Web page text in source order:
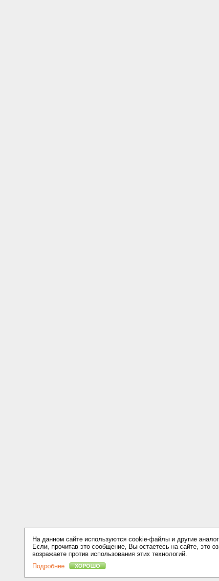
На данном сайте используются cookie-файлы и другие
Если, прочитав это сообщение, Вы остаетесь на сайте, это
возражаете против использования этих технологий.
Подробнее
ХОРОШО